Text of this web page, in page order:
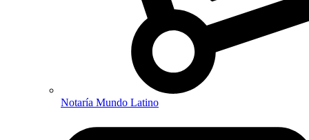
Notaría Mundo Latino